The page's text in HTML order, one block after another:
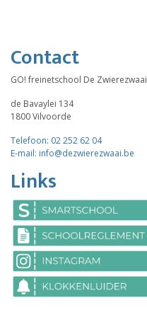
Contact
GO! freinetschool De Zwierezwaai
de Bavaylei 134
1800 Vilvoorde
Telefoon: 02 252 62 04
E-mail: info@dezwierezwaai.be
Links